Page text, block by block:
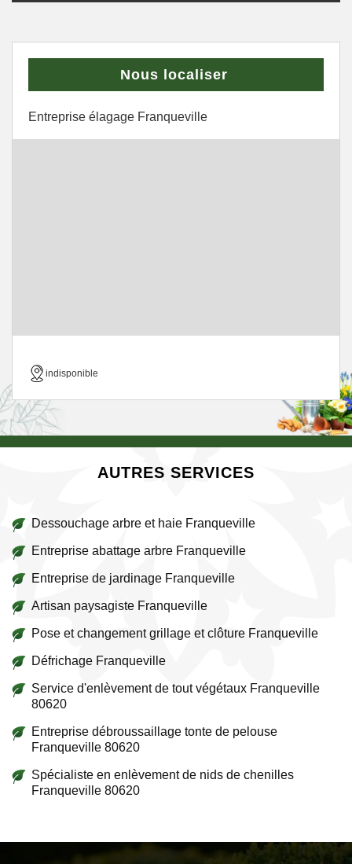
Nous localiser
Entreprise élagage Franqueville
indisponible
AUTRES SERVICES
Dessouchage arbre et haie Franqueville
Entreprise abattage arbre Franqueville
Entreprise de jardinage Franqueville
Artisan paysagiste Franqueville
Pose et changement grillage et clôture Franqueville
Défrichage Franqueville
Service d'enlèvement de tout végétaux Franqueville
80620
Entreprise débroussaillage tonte de pelouse
Franqueville 80620
Spécialiste en enlèvement de nids de chenilles
Franqueville 80620